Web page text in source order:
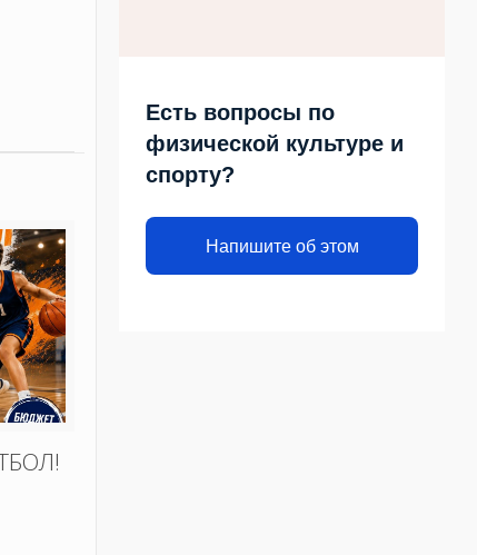
Есть вопросы по
физической культуре и
спорту?
Напишите об этом